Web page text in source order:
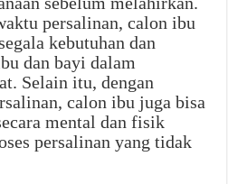
persalinan, calon ibu
kebutuhan dan
dan bayi dalam
Selain itu, dengan
calon ibu juga bisa
mental dan fisik
persalinan yang tidak